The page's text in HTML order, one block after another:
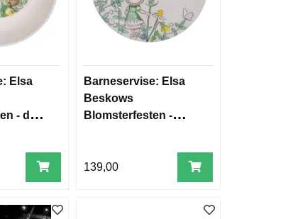
Elsa
- dyp
Barneservise: Elsa
Beskows
Blomsterfesten -
139,00